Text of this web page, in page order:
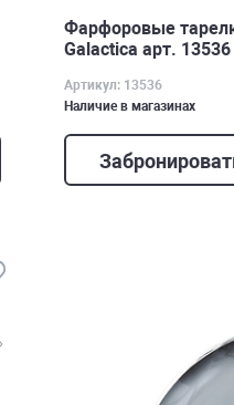
Фарфоровые
Galactica арт. 13536
Артикул: 13536
Наличие в магазинах